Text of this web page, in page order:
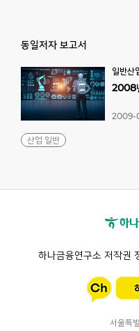
동일저자 보고서
일반산
2008
산업 일반
2009-
하나금융연구소 저작권
서울특